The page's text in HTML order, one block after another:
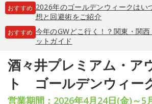
おすすめ 2026年のゴールデンウィークはい
想と回避術をご紹介
おすすめ 今年のGWどこ行く！？関東・関
ットガイド
酒々井プレミアム・ア
ト ゴールデンウィー
営業期間：2026年4月24日(金)～5